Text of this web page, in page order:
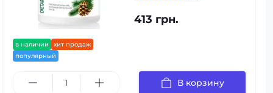
в наличии
хит продаж
популярный
413 грн.
В корзину